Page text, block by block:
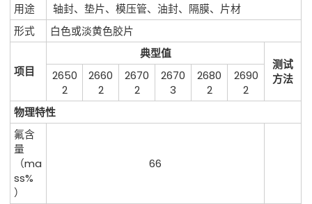
用途
轴封、垫片、模压管、油封、隔膜、片材
形式
白色或淡黄色胶片
项目
典型值
测试
方法
2650
2
2660
2
2670
2
2670
3
2680
2
2690
2
物理特性
氟含
量
（ma
ss%
）
66